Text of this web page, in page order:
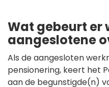
Wat gebeurt er
aangeslotene
Als de aangesloten
pensionering, keert het
aan de begunstigde(n)